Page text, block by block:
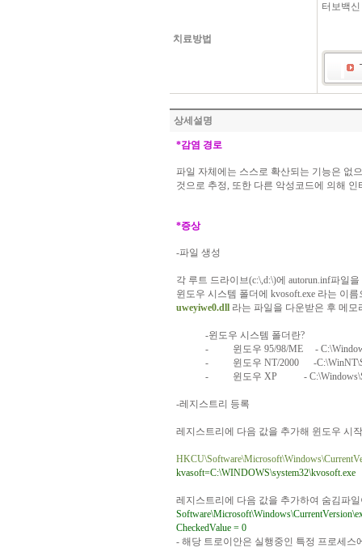
치료방법
터보백
상세설명
*감염 경로
파일 자체에는 스스로 확산되는 기능은 없
것으로 추정, 또한 다른 악성코드에 의해 인
*증상
-파일 생성
각 루트 드라이브(c:\,d:\)에 autorun.inf파일을
윈도우 시스템 폴더에 kvosoft.exe 라는 이름
uweyiwe0.dll 라는 파일을 다운받은 후 메모
-윈도우 시스템 폴더란?
-
윈도우 95/98/ME
-
-
윈도우 NT/2000
-
-
윈도우 XP -
-레지스트리 등록
레지스트리에 다음 값을 추가해 윈도우 시작
kvasoft=C:\WINDOWS\system32\kvosoft.exe
레지스트리에 다음 값을 추가하여 숨김파
CheckedValue = 0
- 해당 트로이안은 실행중인 특정 프로세스